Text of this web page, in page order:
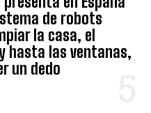
de robots
la casa, el
hasta las ventanas,
un dedo